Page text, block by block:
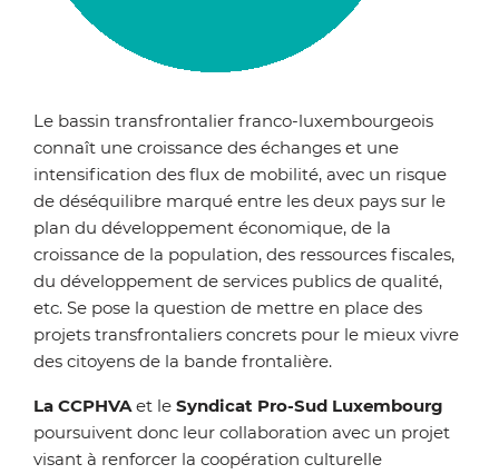
Le bassin transfrontalier franco-luxembourgeois
connaît une croissance des échanges et une
intensification des flux de mobilité, avec un risque
de déséquilibre marqué entre les deux pays sur le
plan du développement économique, de la
croissance de la population, des ressources fiscales,
du développement de services publics de qualité,
etc. Se pose la question de mettre en place des
projets transfrontaliers concrets pour le mieux vivre
des citoyens de la bande frontalière.
La CCPHVAet le Syndicat Pro-Sud Luxembourg
poursuivent donc leur collaboration avec un projet
visant à renforcer la coopération culturelle